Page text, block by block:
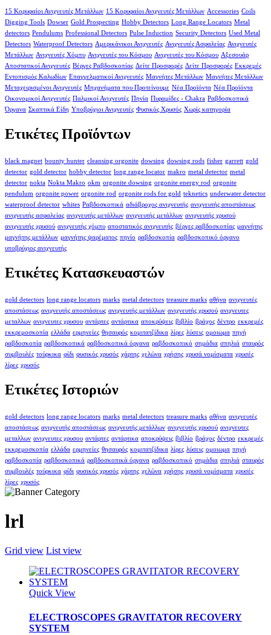
15 Κορυφαίοι Ανιχνευτές Μετάλλων 15 Κορυφαίοι Ανιχνευτές Μετάλλων Accessories Coils
Digging Tools Dowser Gold Prospecting Hobby Detectors Long Range Locators Metal
detectors Pendulums Professional Detectors Pulse Induction Security Detectors Used Metal
Detectors Waterproof Detectors Αμερικάνικοι Ανιχνευτές Ανιχνευτές Ασφαλείας Ανιχνευτές
Μετάλλων Ανιχνευτές Χόμπυ Ανιχνευτές του Κόσμου Ανιχνευτές του Κόσμου Αξεσουάρ
Αποστατικοί Ανιχνευτές Βέργες Ραβδοσκοπίας Δείτε Προσφορές Δείτε Προσφορές Εκκρεμές
Εντοπισμός Καλωδίων Επαγγελματικοί Ανιχνευτές Μαγνήτες Μετάλλων Μαγνήτες Μετάλλων
Μεταχειρισμένοι Ανιχνευτές Μηχανήματα που Προτείνουμε Νέα Προϊόντα Νέα Προϊόντα
Οικονομικοί Ανιχνευτές Παλμικοί Ανιχνευτές Πηνία Πυραμίδες - Chakra Ραβδοσκοπικά
Όργανα Σκαπτικά Είδη Υποβρύχιοι Ανιχνευτές Φυσικός Χρυσός Χωρίς κατηγορία
Ετικέτες Προϊόντων
black magnet bounty hunter cleansing orgonite dowsing dowsing rods fisher garrett gold
detector gold detector hobby detector long range locator makro metal detector metal
detector nokta Nokta Makro okm orgonite dowsing orgonite energy rod orgonite
pendulum orgonite power orgonite rod orgonite rods for gold teknetics underwater detector
waterproof detector whites Ραβδοσκοπικά αδιάβροχος ανιχνευτής ανιχνευτής αποστάσεως
ανιχνευτής ασφαλείας ανιχνευτής μετάλλων ανιχνευτής μετάλλων ανιχνευτής χρυσού
ανιχνευτής χρυσού ανιχνευτής χόμπυ αποστατικός ανιχνευτής βέργες ραβδοσκοπίας μαγνήτης
μαγνήτης μετάλλων μαγνήτης ψαρέματος πηνίο ραβδοσκοπία ραβδοσκοπικό όργανο
υποβρύχιος ανιχνευτής
Ετικέτες Κατασκευαστών
gold detectors long range locators marks metal detectors treasure marks αθήνα ανιχνευτές
αποστάσεως ανιχνευτής αποστάσεως ανιχνευτής μετάλλων ανιχνευτής χρυσού ανιχνευτες
μεταλλων ανιχνευτες χρυσου αντάρτες αντάρτικα αποκρύψεις βιβλίο βράχος δέντρο εκκρεμές
εκκρεμοσκοπία ελλάδα ερμηνείες θησαυρός κομιτατζίδικα λίρες λύσεις ομοιωμα πηγή
ραβδοσκοπία ραβδοσκοπικά ραβδοσκοπικά όργανα ραβδοσκοπικό σημάδια σπηλιά σταυρός
συμβουλές τούρκικα φίδι φυσικός χρυσός χάρτης χελώνα χρήσης χρυσά νομίσματα χρυσές
λίρες χρυσός
Ετικέτες Ιστοριών
gold detectors long range locators marks metal detectors treasure marks αθήνα ανιχνευτές
αποστάσεως ανιχνευτής αποστάσεως ανιχνευτής μετάλλων ανιχνευτής χρυσού ανιχνευτες
μεταλλων ανιχνευτες χρυσου αντάρτες αντάρτικα αποκρύψεις βιβλίο βράχος δέντρο εκκρεμές
εκκρεμοσκοπία ελλάδα ερμηνείες θησαυρός κομιτατζίδικα λίρες λύσεις ομοιωμα πηγή
ραβδοσκοπία ραβδοσκοπικά ραβδοσκοπικά όργανα ραβδοσκοπικό σημάδια σπηλιά σταυρός
συμβουλές τούρκικα φίδι φυσικός χρυσός χάρτης χελώνα χρήσης χρυσά νομίσματα χρυσές
λίρες χρυσός
lrl
Grid view List view
Quick View
ELECTROSCOPES GRAVITATOR RECOVERY
SYSTEM